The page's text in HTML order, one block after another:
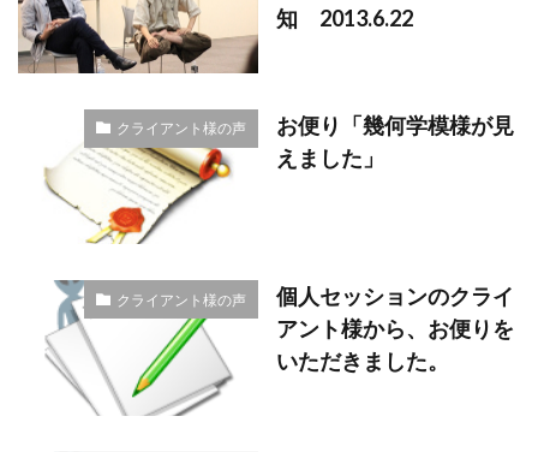
知 2013.6.22
クライアント様の声
お便り「幾何学模様が見
えました」
クライアント様の声
個人セッションのクライ
アント様から、お便りを
いただきました。